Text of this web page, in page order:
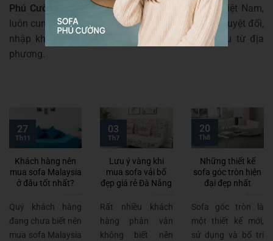
Phú Cường
– showroom nội thất lớn hàng đầu Việt Nam,
luôn cung cấp những món đồ nội thất chất lượng tuyệt đối,
nhập khẩu chính hãng hoặc sản xuất chính hiệu từ địa
phương.
Khách hàng nên
mua sofa Malaysia
ở đâu tốt nhất?
Quý khách hàng
đang chưa biết nên
mua sofa Malaysia
27
Th11
Lưu ý vàng khi
mua sofa vải bố
đẹp giá rẻ Đà Nẵng
Rất nhiều khách
hàng phân vân
không biết nên
03
Th7
Những thiết kế
sofa góc tròn hiện
đại đẹp nhất
Sofa góc tròn là
một thiết kế mới,
sử dụng và bố trí
20
Th8